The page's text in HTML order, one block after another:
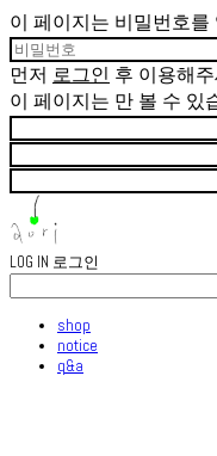
이 페이지는 비밀번호
먼저 로그인 후 이용해
이 페이지는 만 볼 수 있
LOG IN 로그인
shop
notice
q&a